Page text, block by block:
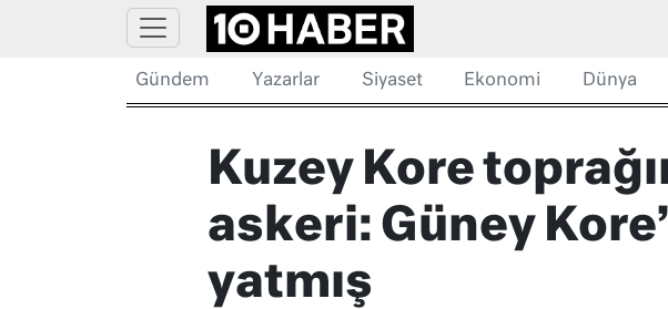
Gündem Yazarlar Siyaset Ekonomi Dünya
Kuzey Kore
askeri: Güney
yatmış